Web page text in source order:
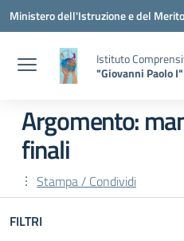
Vai ai contenuti
Vai al menu di navigazione
Vai al footer
Ministero dell'Istruzione e del Merito
Istituto
"Giovanni Paolo I"
Argomento:
finali
Stampa / Condividi
FILTRI